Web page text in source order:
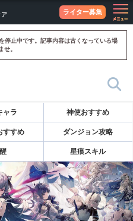
ア
ライター募集
停止中です。記事内容は古くなっている場
せ。
ャラ 神使おすすめ
すすめ ダンジョン攻略
星痕スキル